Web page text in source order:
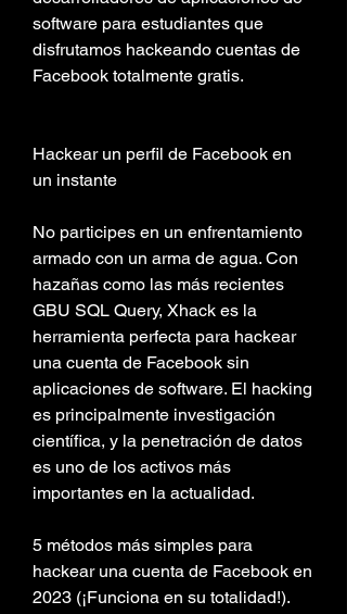
software para estudiantes que
disfrutamos hackeando cuentas de
Facebook totalmente gratis.
Hackear un perfil de Facebook en
un instante
No participes en un enfrentamiento
armado con un arma de agua. Con
hazañas como las más recientes
GBU SQL Query, Xhack es la
herramienta perfecta para hackear
una cuenta de Facebook sin
aplicaciones de software. El hacking
es principalmente investigación
científica, y la penetración de datos
es uno de los activos más
importantes en la actualidad.
5 métodos más simples para
hackear una cuenta de Facebook en
2023 (¡Funciona en su totalidad!).